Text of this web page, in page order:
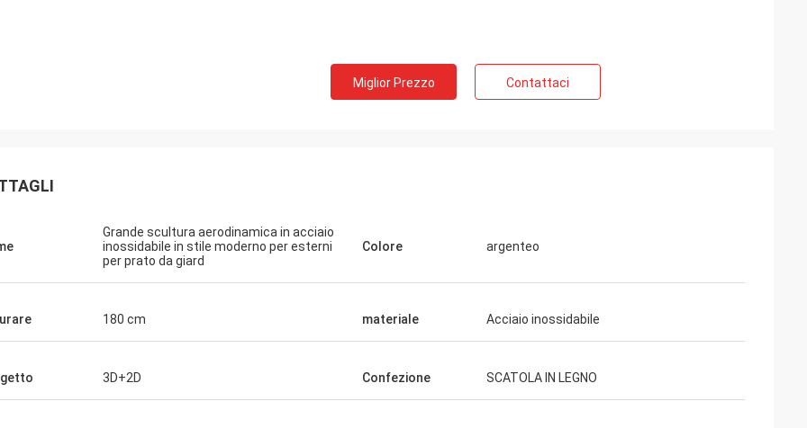
Miglior Prezzo Contattaci
Grande scultura aerodinamica in acciaio
inossidabile in stile moderno per esterni
per prato da giard
Colore argenteo
180 cm materiale Acciaio inossidabile
3D+2D Confezione SCATOLA IN LEGNO